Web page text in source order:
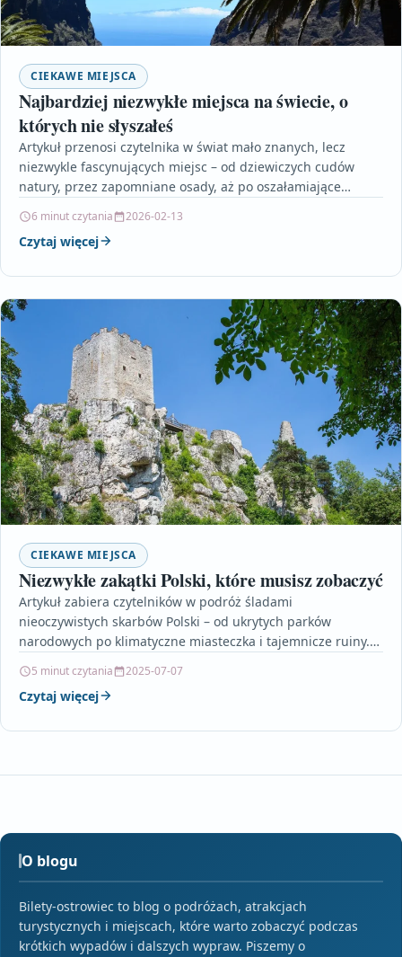
CIEKAWE MIEJSCA
Najbardziej niezwykłe miejsca na świecie, o
których nie słyszałeś
Artykuł przenosi czytelnika w świat mało znanych, lecz
niezwykle fascynujących miejsc – od dziewiczych cudów
natury, przez zapomniane osady, aż po oszałamiające
6 minut czytania 2026-02-13
Czytaj więcej
CIEKAWE MIEJSCA
Niezwykłe zakątki Polski, które musisz zobaczyć
Artykuł zabiera czytelników w podróż śladami
nieoczywistych skarbów Polski – od ukrytych parków
narodowych po klimatyczne miasteczka i tajemnicze ruiny.
5 minut czytania 2025-07-07
Czytaj więcej
O blogu
Bilety-ostrowiec to blog o podróżach, atrakcjach
turystycznych i miejscach, które warto zobaczyć podczas
krótkich wypadów i dalszych wypraw. Piszemy o